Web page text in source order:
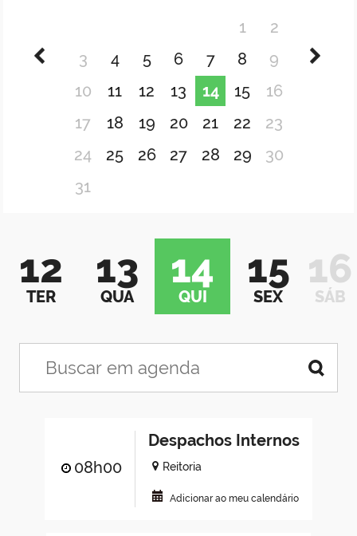
1
2
3
4 5 6 7 8
9
10
11 12 13 14 15
16
17
18 19 20 21 22
23
24
25 26 27 28 29
30
31
12
TER
13
QUA
14
QUI
15
SEX
16
SÁB
08h00
Despachos Internos
Reitoria
Adicionar ao meu calendário